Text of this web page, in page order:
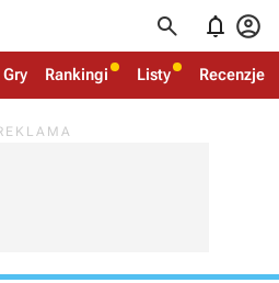
  
Gry Rankingi Listy Recenzje